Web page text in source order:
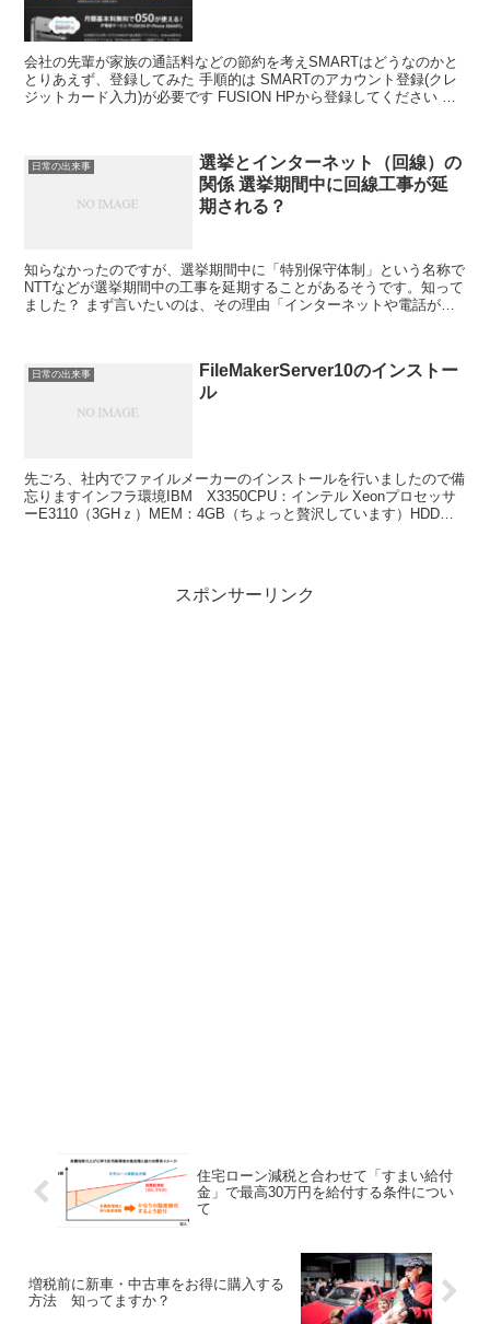
会社の先輩が家族の通話料などの節約を考えSMARTはどうなのかと
とりあえず、登録してみた 手順的は SMARTのアカウント登録(クレ
ジットカード入力)が必要です FUSION HPから登録してください ス
日常の出来事
選挙とインターネット（回線）の
関係 選挙期間中に回線工事が延
期される？
知らなかったのですが、選挙期間中に「特別保守体制」という名称で
NTTなどが選挙期間中の工事を延期することがあるそうです。知って
ました？ まず言いたいのは、その理由「インターネットや電話が工
日常の出来事
FileMakerServer10のインストー
ル
先ごろ、社内でファイルメーカーのインストールを行いましたので備
忘りますインフラ環境IBM X3350CPU：インテル Xeonプロセッサ
ーE3110（3GHｚ）MEM：4GB（ちょっと贅沢しています）HDD：
スポンサーリンク
住宅ローン減税と合わせて「すまい給付
金」で最高30万円を給付する条件につい
て
増税前に新車・中古車をお得に購入する
方法 知ってますか？